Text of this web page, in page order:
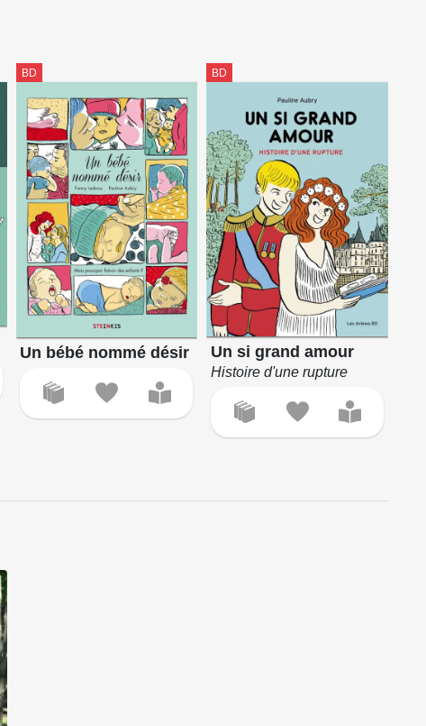
BD
Un bébé nommé désir
BD
Un si grand amour
Histoire d'une rupture